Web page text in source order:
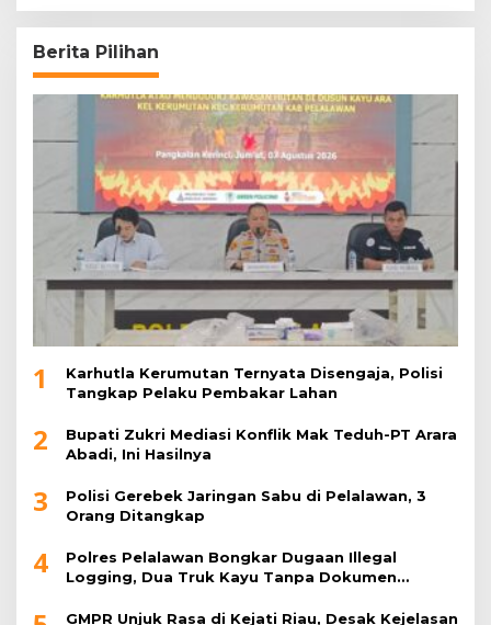
Berita Pilihan
1
Karhutla Kerumutan Ternyata Disengaja, Polisi
Tangkap Pelaku Pembakar Lahan
2
Bupati Zukri Mediasi Konflik Mak Teduh-PT Arara
Abadi, Ini Hasilnya
3
Polisi Gerebek Jaringan Sabu di Pelalawan, 3
Orang Ditangkap
4
Polres Pelalawan Bongkar Dugaan Illegal
Logging, Dua Truk Kayu Tanpa Dokumen
GMPR Unjuk Rasa di Kejati Riau, Desak Kejelasan